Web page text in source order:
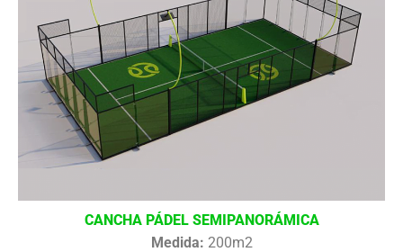
CANCHA PÁDEL SEMIPANORÁMICA
Medida: 200m2